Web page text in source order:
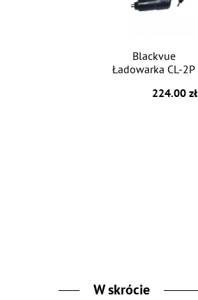
Blackvue
Ładowarka CL-2P
224.00 zł
W skrócie